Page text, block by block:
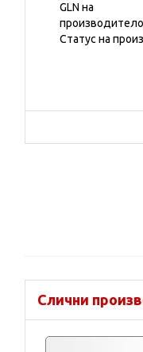
GLN на
Статус на
Слични